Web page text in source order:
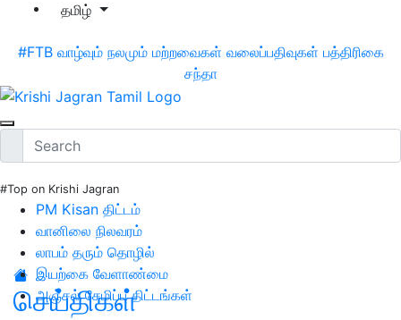
தமிழ்
#FTB வாழ்வும் நலமும் மற்றவைகள் வலைப்பதிவுகள் பத்திரிகை
சந்தா
#Top on Krishi Jagran
PM Kisan திட்டம்
வானிலை நிலவரம்
லாபம் தரும் தொழில்
இயற்கை வேளாண்மை
அஞ்சல் சேமிப்பு திட்டங்கள்
செய்திகள்